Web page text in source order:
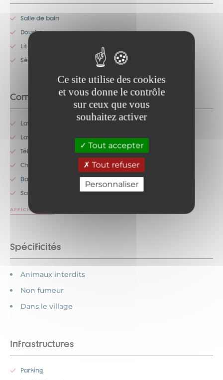
Ce site utilise des cookies
et vous donne le contrôle
sur ceux que vous
souhaitez activer
Tout accepter
Tout refuser
Personnaliser
Salle de bain
Douche
Lit double
Sèche-cheveux
Commodités
Lave-linge commun
Lave-vaisselle
Télévision
Chauffage
Barbecue
Salon de jardin
AFFICHER PLUS
Spécificités
Animaux interdits
Non fumeur
Dans le village
Infrastructures
Parking